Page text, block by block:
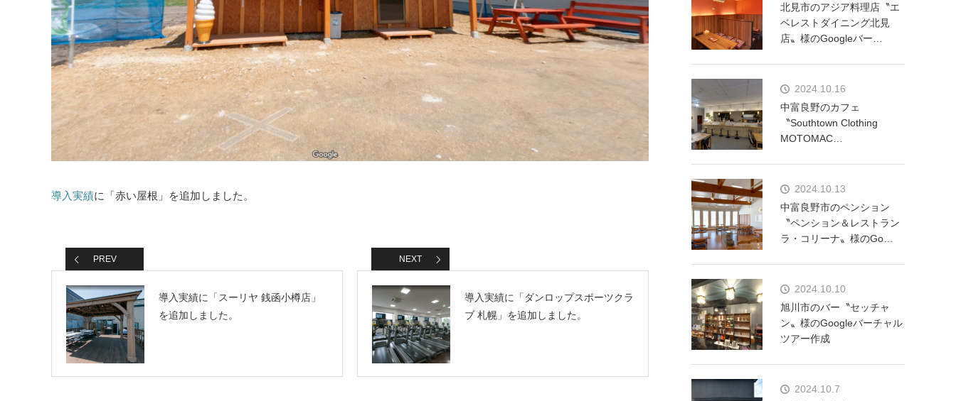
導入実績に「赤い屋根」を追加しました。
PREV
導入実績に「スーリヤ 銭函小樽店」
を追加しました。
NEXT
導入実績に「ダンロップスポーツクラ
ブ 札幌」を追加しました。
北見市のアジア料理店〝エ
ベレストダイニング北見
店〟様のGoogleバー…
2024.10.16
中富良野のカフェ
〝Southtown Clothing
MOTOMAC…
2024.10.13
中富良野市のペンション
〝ペンション＆レストラン
ラ・コリーナ〟様のGo…
2024.10.10
旭川市のバー〝セッチャ
ン〟様のGoogleバーチャル
ツアー作成
2024.10.7